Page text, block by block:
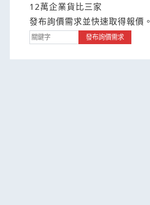
12萬企業貨比三家
發布詢價需求並快速取得報價。
發布詢價需求